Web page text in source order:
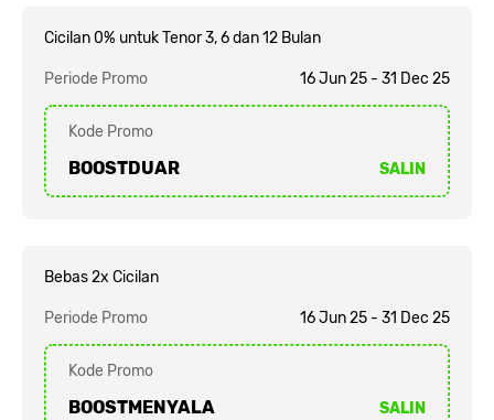
Cicilan 0% untuk Tenor 3, 6 dan 12 Bulan
Periode Promo 16 Jun 25 - 31 Dec 25
Kode Promo
BOOSTDUAR SALIN
Bebas 2x Cicilan
Periode Promo 16 Jun 25 - 31 Dec 25
Kode Promo
BOOSTMENYALA SALIN